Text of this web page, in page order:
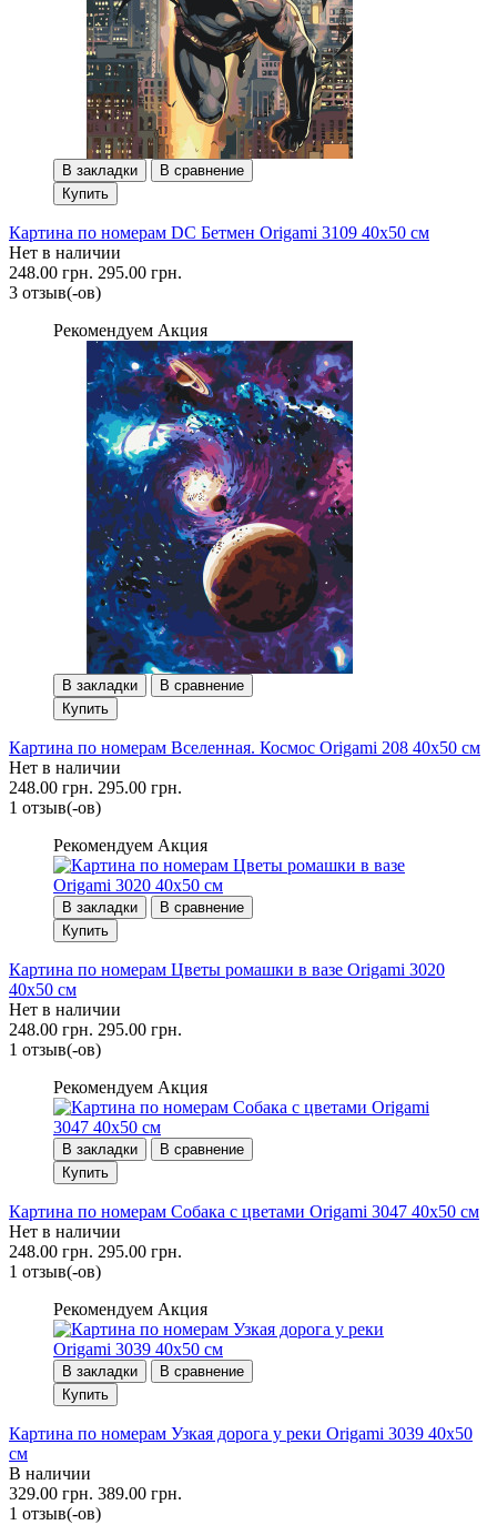
В закладки
В сравнение
Купить
Картина по номерам DC Бетмен Origami 3109 40x50 см
Нет в наличии
248.00 грн. 295.00 грн.
3 отзыв(-ов)
Рекомендуем Акция
В закладки
В сравнение
Купить
Картина по номерам Вселенная. Космос Origami 208 40x50 см
Нет в наличии
248.00 грн. 295.00 грн.
1 отзыв(-ов)
Рекомендуем Акция
В закладки
В сравнение
Купить
Картина по номерам Цветы ромашки в вазе Origami 3020
40x50 см
Нет в наличии
248.00 грн. 295.00 грн.
1 отзыв(-ов)
Рекомендуем Акция
В закладки
В сравнение
Купить
Картина по номерам Собака с цветами Origami 3047 40x50 см
Нет в наличии
248.00 грн. 295.00 грн.
1 отзыв(-ов)
Рекомендуем Акция
В закладки
В сравнение
Купить
Картина по номерам Узкая дорога у реки Origami 3039 40x50
см
В наличии
329.00 грн. 389.00 грн.
1 отзыв(-ов)